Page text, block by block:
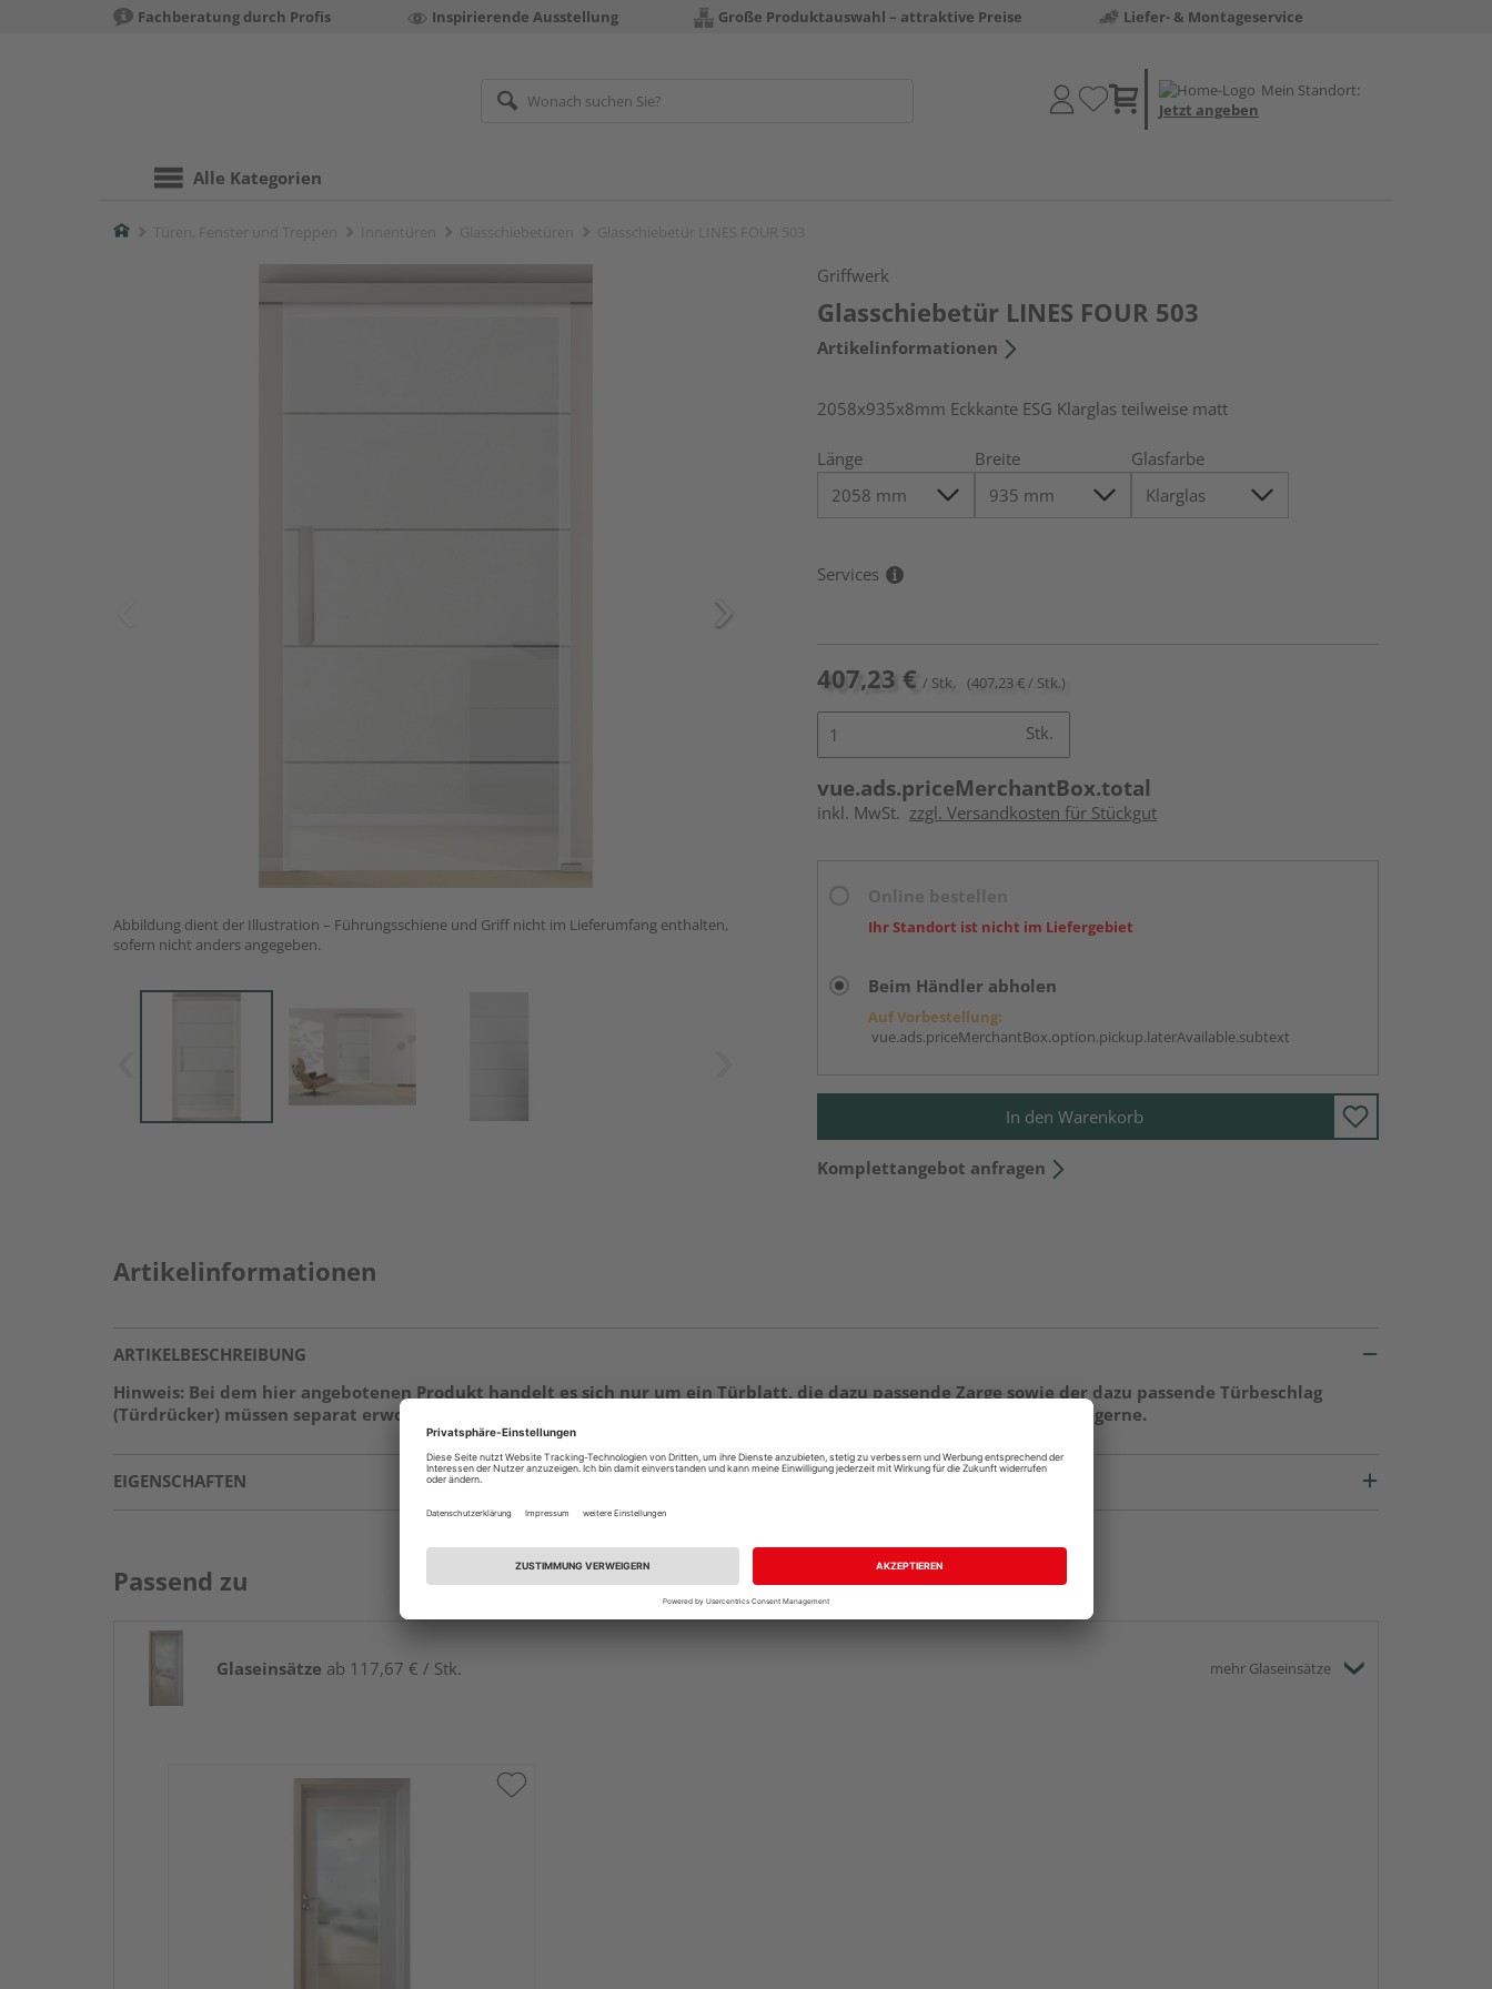
Fachberatung durch Profis Inspirierende Ausstellung Große Produktauswahl – attraktive Preise Liefer- & Montageservice
Mein Standort:
Jetzt angeben
Alle Kategorien
Home
Abbildung dient der Illustration – Führungsschiene und Griff nicht im Lieferumfang enthalten,
sofern nicht anders angegeben.
Griffwerk
Glasschiebetür LINES FOUR 503
Artikelinformationen
2058x935x8mm Eckkante ESG Klarglas teilweise matt
Länge Breite Glasfarbe
Services
407,23 € / Stk. (407,23 € / Stk.)
Stk.
vue.ads.priceMerchantBox.total
inkl. MwSt. zzgl. Versandkosten für Stückgut
Ihr Standort ist nicht im Liefergebiet
Beim Händler abholen
Auf Vorbestellung:
vue.ads.priceMerchantBox.option.pickup.laterAvailable.subtext
In den Warenkorb
Komplettangebot anfragen
Artikelinformationen
ARTIKELBESCHREIBUNG
Hinweis: Bei dem hier angebotenen Produkt handelt es sich nur um ein Türblatt, die dazu passende Zarge sowie der dazu passende Türbeschlag
(Türdrücker) müssen separat erworben werden, sofern nicht bereits vorhanden. Ihr HolzLand-Fachhändler berät Sie gerne.
EIGENSCHAFTEN
Passend zu
Glaseinsätze ab 117,67 € / Stk. mehr Glaseinsätze